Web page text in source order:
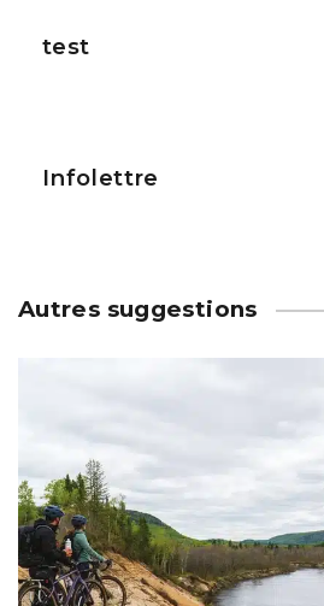
test
Infolettre
Autres suggestions